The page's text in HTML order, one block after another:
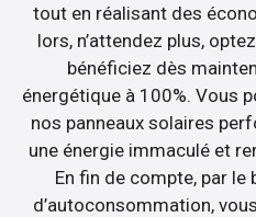
tout en réalisant des
lors, n’attendez plus,
bénéficiez dès
énergétique à 100%. Vous
nos panneaux solaires
une énergie immaculé et
En fin de compte, par
d’autoconsommation,